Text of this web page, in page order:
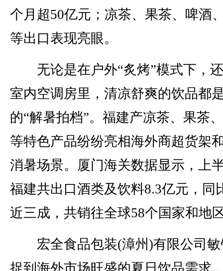
个月超50亿元；凉茶、果茶、啤酒
等出口表现亮眼。
无论是在户外“炙烤”模式下，
室内空调房里，清凉舒爽的饮品都
的“解暑拍档”。福建产凉茶、果茶
等特色产品纷纷亮相海外商超货架
消暑场景。厦门海关数据显示，上
福建共出口酒类及饮料8.3亿元，同
近三成，共销往全球58个国家和地
宏全食品包装(漳州)有限公司敏
捉到海外市场旺盛的夏日饮品需求